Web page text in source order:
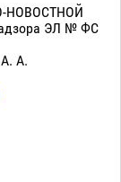
НОВОСТНОЙ
ЭЛ № ФС
А.